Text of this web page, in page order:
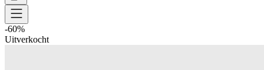
-60%
Uitverkocht